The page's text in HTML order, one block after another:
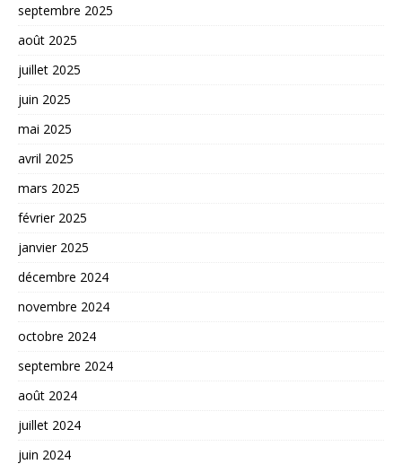
septembre 2025
août 2025
juillet 2025
juin 2025
mai 2025
avril 2025
mars 2025
février 2025
janvier 2025
décembre 2024
novembre 2024
octobre 2024
septembre 2024
août 2024
juillet 2024
juin 2024